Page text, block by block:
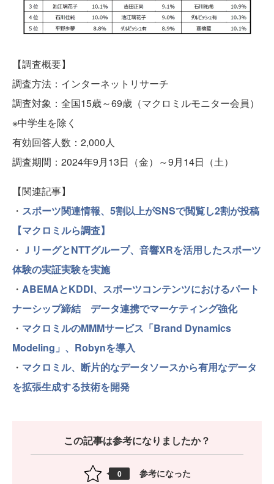
【調査概要】
調査方法：インターネットリサーチ
調査対象：全国15歳～69歳（マクロミルモニター会員）
※中学生を除く
有効回答人数：2,000人
調査期間：2024年9月13日（金）～9月14日（土）
【関連記事】
・ スポーツ関連情報、5割以上がSNSで閲覧し2割が投稿
【マクロミルら調査】
・ ＪリーグとNTTグループ、音響XRを活用したスポーツ
体験の実証実験を実施
・ ABEMAとKDDI、スポーツコンテンツにおけるパート
ナーシップ締結 データ連携でマーケティング強化
・ マクロミルのMMMサービス「Brand Dynamics
Modeling」、Robynを導入
・ マクロミル、断片的なデータソースから有用なデータ
を拡張生成する技術を開発
この記事は参考になりましたか？
0 参考になった